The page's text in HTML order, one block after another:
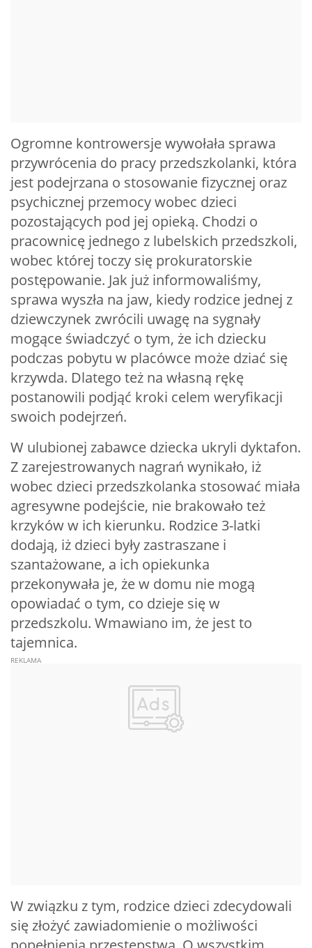
Ogromne kontrowersje wywołała sprawa
przywrócenia do pracy przedszkolanki, która
jest podejrzana o stosowanie fizycznej oraz
psychicznej przemocy wobec dzieci
pozostających pod jej opieką. Chodzi o
pracownicę jednego z lubelskich przedszkoli,
wobec której toczy się prokuratorskie
postępowanie. Jak już informowaliśmy,
sprawa wyszła na jaw, kiedy rodzice jednej z
dziewczynek zwrócili uwagę na sygnały
mogące świadczyć o tym, że ich dziecku
podczas pobytu w placówce może dziać się
krzywda. Dlatego też na własną rękę
postanowili podjąć kroki celem weryfikacji
swoich podejrzeń.
W ulubionej zabawce dziecka ukryli dyktafon.
Z zarejestrowanych nagrań wynikało, iż
wobec dzieci przedszkolanka stosować miała
agresywne podejście, nie brakowało też
krzyków w ich kierunku. Rodzice 3-latki
dodają, iż dzieci były zastraszane i
szantażowane, a ich opiekunka
przekonywała je, że w domu nie mogą
opowiadać o tym, co dzieje się w
przedszkolu. Wmawiano im, że jest to
tajemnica.
W związku z tym, rodzice dzieci zdecydowali
się złożyć zawiadomienie o możliwości